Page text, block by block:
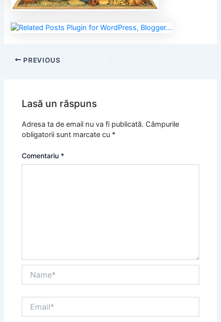
PREVIOUS
Lasă un răspuns
Adresa ta de email nu va fi publicată. Câmpurile
obligatorii sunt marcate cu *
Comentariu *